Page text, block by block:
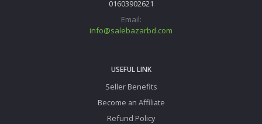
01603902621
Email:
info@salebazarbd.com
USEFUL LINK
Seller Benefits
Become an Affiliate
Refund Policy